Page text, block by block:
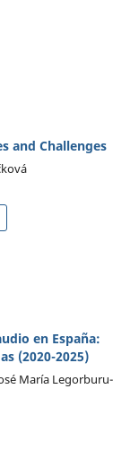
and Challenges
en España:
(2020-2025)
María Legorburu-